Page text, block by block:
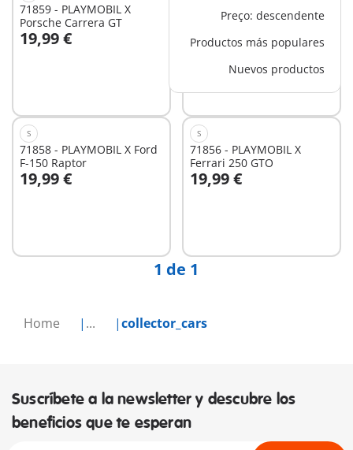
Home ... collector_cars
Preço: descendente
Productos más populares
Nuevos productos
71859 - PLAYMOBIL X
Porsche Carrera GT
19,99 €
A la cesta
71857 - PLAYMOBIL X
Volkswagen T1 Camper
19,99 €
A la cesta
S
71858 - PLAYMOBIL X Ford
F-150 Raptor
19,99 €
A la cesta
S
71856 - PLAYMOBIL X
Ferrari 250 GTO
19,99 €
1 de 1
Suscríbete a la newsletter y descubre los
beneficios que te esperan